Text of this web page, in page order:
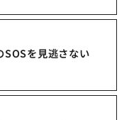
SOSを見逃さない